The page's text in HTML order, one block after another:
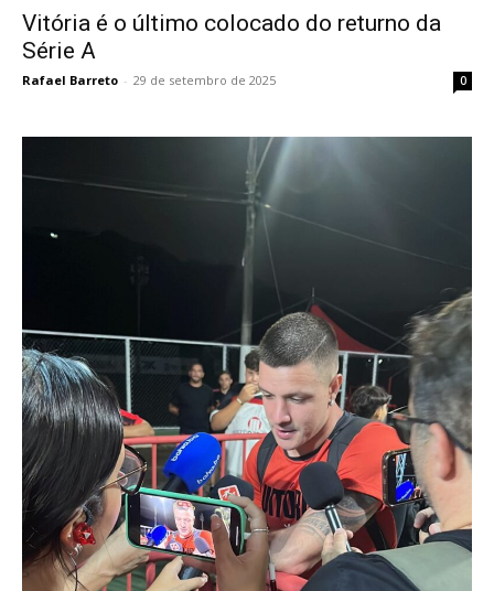
Vitória é o último colocado do returno da
Série A
Rafael Barreto - 29 de setembro de 2025 0